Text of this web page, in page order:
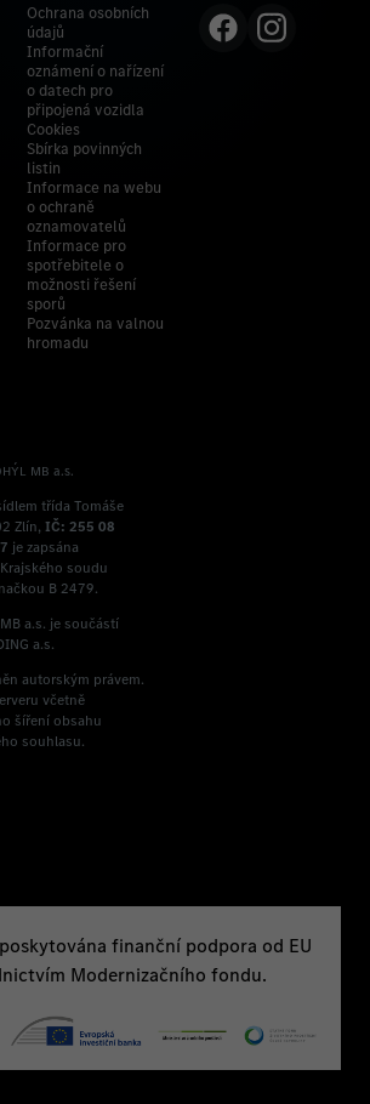
MB a.s.
třída Tomáše
Zlín, IČ: 255 08
je zapsána
soudu
B 2479.
a.s. je součástí
a.s.
autorským právem.
včetně
šíření obsahu
souhlasu.
Ochrana osobních
údajů
Informační
oznámení o nařízení
o datech pro
připojená vozidla
Cookies
Sbírka povinných
listin
Informace na webu
o ochraně
oznamovatelů
Informace pro
spotřebitele o
možnosti řešení
sporů
Pozvánka na valnou
hromadu
finanční podpora od EU
Modernizačního fondu.